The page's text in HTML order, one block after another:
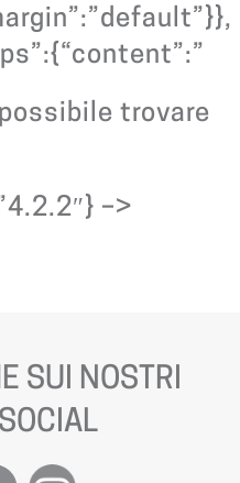
trovare
–>
SUI NOSTRI